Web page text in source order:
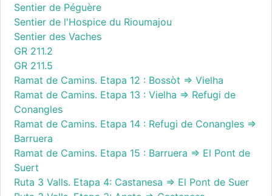
Sentier de Péguère
Sentier de l'Hospice du Rioumajou
Sentier des Vaches
GR 211.2
GR 211.5
Ramat de Camins. Etapa 12 : Bossòt => Vielha
Ramat de Camins. Etapa 13 : Vielha => Refugi de
Conangles
Ramat de Camins. Etapa 14 : Refugi de Conangles =>
Barruera
Ramat de Camins. Etapa 15 : Barruera => El Pont de
Suert
Ruta 3 Valls. Etapa 4: Castanesa => El Pont de Suer